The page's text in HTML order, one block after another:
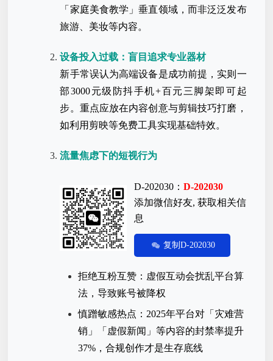
「家庭美食教学」垂直领域，而非泛泛发布
旅游、美妆等内容。
设备投入过载：盲目追求专业器材
新手常误认为高端设备是成功前提，实则一
部3000元级防抖手机+百元三脚架即可起
步。重点应放在内容创意与剪辑技巧打磨，
如利用剪映等免费工具实现基础特效。
流量焦虑下的短视行为
D-202030：D-202030
添加微信好友, 获取相关信
息
复制D-202030
拒绝互粉互赞：虚假互动会扰乱平台算
法，导致账号被降权
慎蹭敏感热点：2025年平台对「灾难营
销」「虚假新闻」等内容的封禁率提升
37%，合规创作才是生存底线